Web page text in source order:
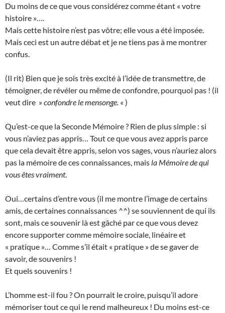
Du moins de ce que vous considérez comme étant « votre
histoire »….
Mais cette histoire n’est pas vôtre; elle vous a été imposée.
Mais ceci est un autre débat et je ne tiens pas à me montrer
confus.
(Il rit) Bien que je sois très excité à l’idée de transmettre, de
témoigner, de révéler ou même de confondre, pourquoi pas ! (il
veut dire »confondre le mensonge. « )
Qu’est-ce que la Seconde Mémoire ? Rien de plus simple : si
vous n’aviez pas appris… Tout ce que vous avez appris parce
que cela devait être appris, selon vos sages, vous n’auriez alors
pas la mémoire de ces connaissances, mais la Mémoire de qui
vous êtes vraiment.
Oui…certains d’entre vous (il me montre l’image de certains
amis, de certaines connaissances ^^) se souviennent de qui ils
sont, mais ce souvenir là est gâché par ce que vous devez
encore supporter comme mémoire sociale, linéaire et
« pratique »… Comme s’il était « pratique » de se gaver de
savoir, de souvenirs !
Et quels souvenirs !
L’homme est-il fou ? On pourrait le croire, puisqu’il adore
mémoriser tout ce qui le rend malheureux ! Du moins est-ce